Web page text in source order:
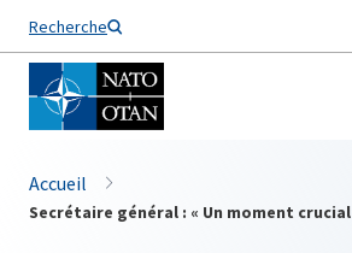
Recherche
Nom de famille*
Accueil